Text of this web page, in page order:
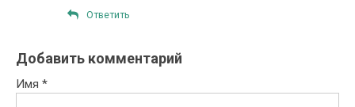
Ответить
Добавить комментарий
Имя *